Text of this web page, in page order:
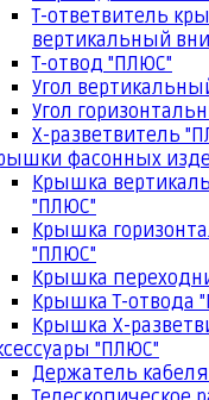
Т-ответвитель
вертикальный
Т-отвод "ПЛЮС"
Угол
Угол
Х-разветвитель
фасонных
Крышка
"ПЛЮС"
Крышка
"ПЛЮС"
Крышка
Крышка Т-отвода
Крышка Х-
"ПЛЮС"
Держатель